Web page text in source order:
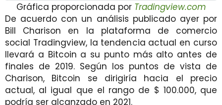
Gráfica proporcionada por Tradingview.com
De acuerdo con un análisis publicado ayer por
Bill Charison en la plataforma de comercio
social Tradingview, la tendencia actual en curso
llevará a Bitcoin a su punto más alto antes de
finales de 2019. Según los puntos de vista de
Charison, Bitcoin se dirigiría hacia el precio
actual, al igual que el rango de $ 100.000, que
podría ser alcanzado en 2021.